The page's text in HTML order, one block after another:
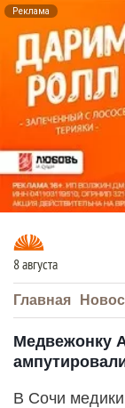
Реклама
8 августа
Главная
Медвежонку
В Сочи